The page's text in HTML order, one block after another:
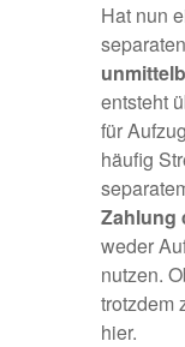
Hat nun
entsteht
für
häufig
Zahlung
weder
nutzen.
trotzdem
hier.